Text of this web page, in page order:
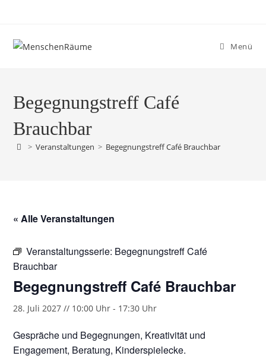
Menü
Begegnungstreff Café
Brauchbar
> Veranstaltungen > Begegnungstreff Café Brauchbar
« Alle Veranstaltungen
Veranstaltungsserie: Begegnungstreff Café
Brauchbar
Begegnungstreff Café Brauchbar
28. Juli 2027 // 10:00 Uhr - 17:30 Uhr
Gespräche und Begegnungen, Kreativität und
Engagement, Beratung, Kinderspielecke.